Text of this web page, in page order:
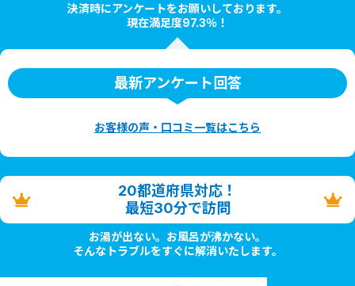
決済時にアンケートをお願いしております。
現在満足度97.3％！
最新アンケート回答
お客様の声・口コミ一覧はこちら
20都道府県対応！
最短30分で訪問
お湯が出ない。お風呂が沸かない。
そんなトラブルをすぐに解消いたします。